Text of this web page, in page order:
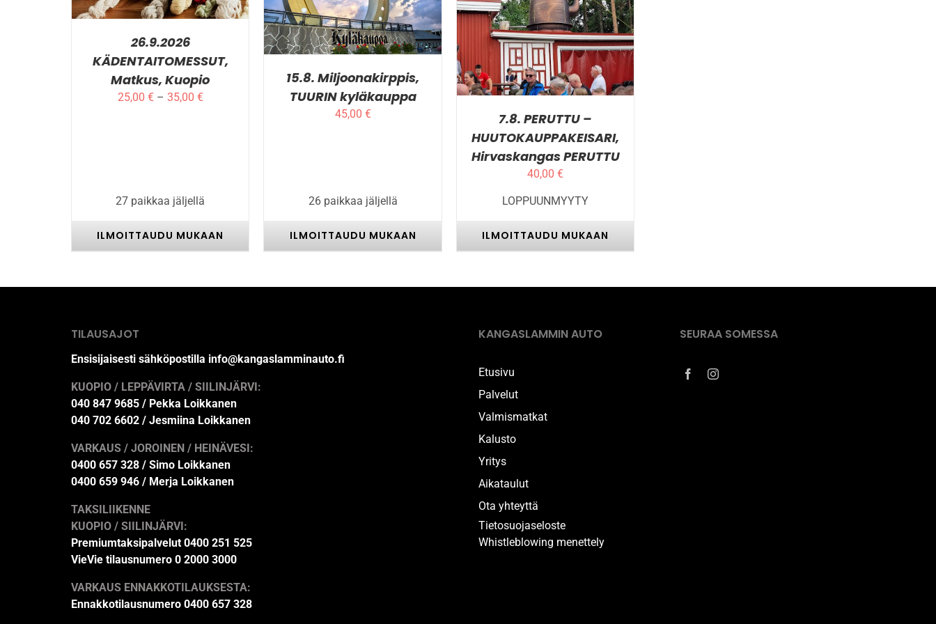
USEAMPI
MUUNNELMA.
VALINNAT
TUOTTEEN
SIVULLA.
26.9.2026
KÄDENTAITOMESSUT,
Matkus, Kuopio
25,00 € – 35,00 €Hintaluokka:
27 paikkaa jäljellä
ILMOITTAUDU MUKAAN
ON
USEAMPI
MUUNNELMA.
VOIT
VALINNAT
TUOTTEEN
SIVULLA.
15.8. Miljoonakirppis,
TUURIN kyläkauppa
45,00 €
26 paikkaa jäljellä
ILMOITTAUDU MUKAAN
LISÄTIEDOT
7.8. PERUTTU –
HUUTOKAUPPAKEISARI,
Hirvaskangas PERUTTU
40,00€
LOPPUUNMYYTY
ILMOITTAUDU MUKAAN
TILAUSAJOT
Ensisijaisesti sähköpostilla info@kangaslamminauto.fi
KUOPIO / LEPPÄVIRTA / SIILINJÄRVI:
040 847 9685 / Pekka Loikkanen
040 702 6602 / Jesmiina Loikkanen
VARKAUS / JOROINEN / HEINÄVESI:
0400 657 328 / Simo Loikkanen
0400 659 946 / Merja Loikkanen
TAKSILIIKENNE
KUOPIO / SIILINJÄRVI:
Premiumtaksipalvelut 0400 251 525
VieVie tilausnumero 0 2000 3000
VARKAUS ENNAKKOTILAUKSESTA:
Ennakkotilausnumero 0400 657 328
KANGASLAMMIN AUTO
Etusivu
Palvelut
Valmismatkat
Kalusto
Yritys
Aikataulut
Ota yhteyttä
Tietosuojaseloste
Whistleblowing menettely
SEURAA SOMESSA